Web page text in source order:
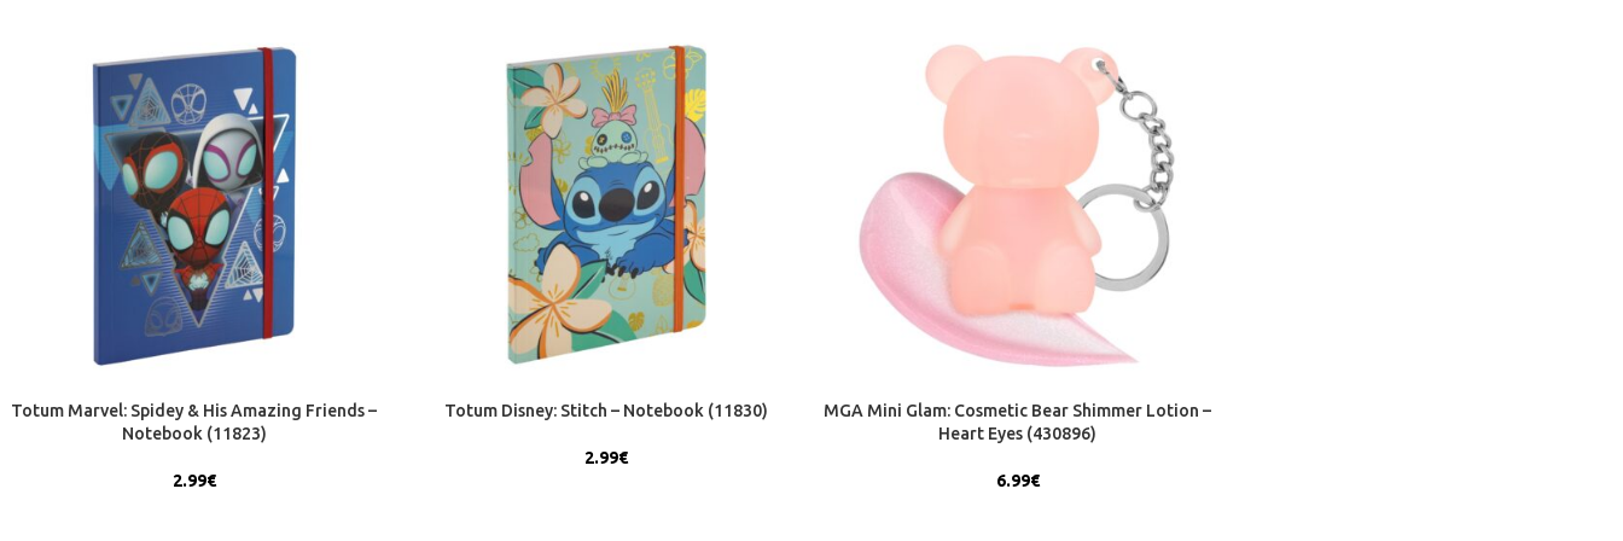
Totum Marvel: Spidey & His Amazing Friends –
Notebook (11823)
2.99€
Totum Disney: Stitch – Notebook (11830)
2.99€
MGA Mini Glam: Cosmetic Bear Shimmer Lotion –
Heart Eyes (430896)
6.99€